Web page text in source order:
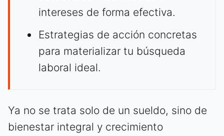
intereses de forma efectiva.
Estrategias de acción concretas
para materializar tu búsqueda
laboral ideal.
Ya no se trata solo de un sueldo, sino de
bienestar integral y crecimiento